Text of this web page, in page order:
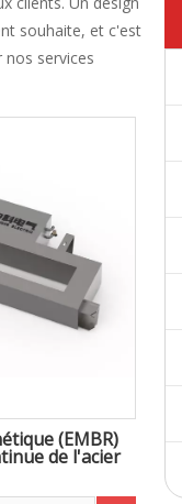
souhaite, et c'est
services
(EMBR)
de l'acier